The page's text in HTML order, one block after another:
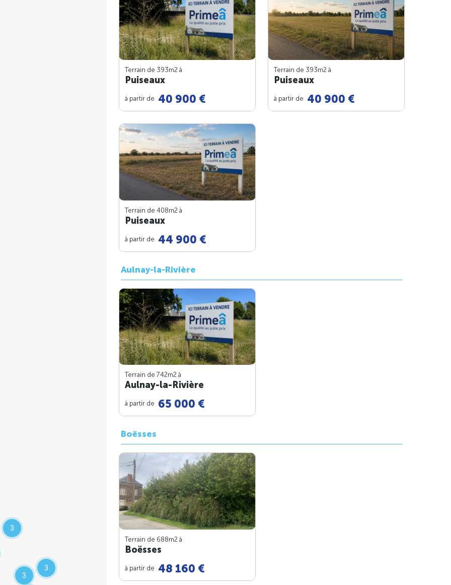
3
3
3
Terrain de 393m2 à
Puiseaux
à partir de 40 900 €
Terrain de 393m2 à
Puiseaux
à partir de 40 900 €
Terrain de 408m2 à
Puiseaux
à partir de 44 900 €
Aulnay-la-Rivière
Terrain de 742m2 à
Aulnay-la-Rivière
à partir de 65 000 €
Boësses
Terrain de 688m2 à
Boësses
à partir de 48 160 €